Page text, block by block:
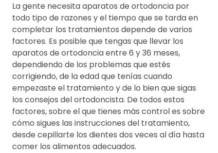
La gente necesita aparatos de ortodoncia por
todo tipo de razones y el tiempo que se tarda en
completar los tratamientos depende de varios
factores. Es posible que tengas que llevar los
aparatos de ortodoncia entre 6 y 36 meses,
dependiendo de los problemas que estés
corrigiendo, de la edad que tenías cuando
empezaste el tratamiento y de lo bien que sigas
los consejos del ortodoncista. De todos estos
factores, sobre el que tienes más control es sobre
cómo sigues las instrucciones del tratamiento,
desde cepillarte los dientes dos veces al día hasta
comer los alimentos adecuados.